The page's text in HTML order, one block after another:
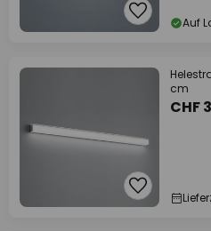
Auf
cm
CHF